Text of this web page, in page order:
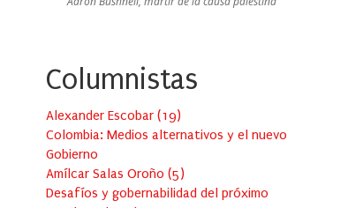
Columnistas
Alexander Escobar (19)
Colombia: Medios alternativos y el nuevo
Gobierno
Amílcar Salas Oroño (5)
Desafíos y gobernabilidad del próximo